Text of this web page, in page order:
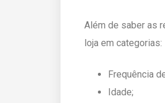
Além de saber as
loja em categorias:
Frequência
Idade;